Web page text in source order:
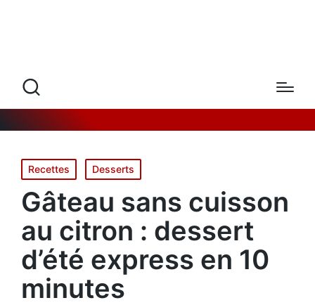
Posted
in
Recettes Desserts
Gâteau sans cuisson
au citron : dessert
d’été express en 10
minutes